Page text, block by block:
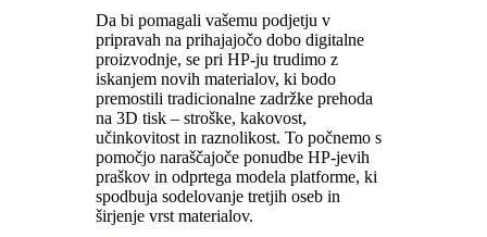
Da bi pomagali vašemu podjetju v
pripravah na prihajajočo dobo digitalne
proizvodnje, se pri HP-ju trudimo z
iskanjem novih materialov, ki bodo
premostili tradicionalne zadržke prehoda
na 3D tisk – stroške, kakovost,
učinkovitost in raznolikost. To počnemo s
pomočjo naraščajoče ponudbe HP-jevih
praškov in odprtega modela platforme, ki
spodbuja sodelovanje tretjih oseb in
širjenje vrst materialov.